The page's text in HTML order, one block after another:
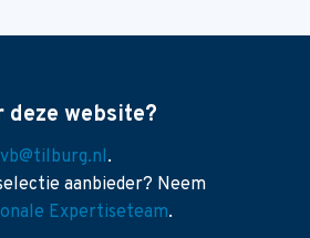
website?
.
aanbieder? Neem
Expertiseteam.